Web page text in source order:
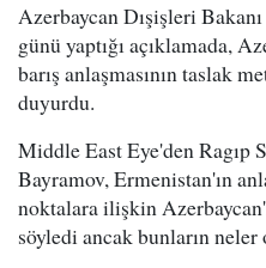
Azerbaycan Dışişleri
günü yaptığı açıklamada,
barış anlaşmasının taslak
duyurdu.
Middle East Eye'den Ragıp
Bayramov, Ermenistan'ın
noktalara ilişkin
söyledi ancak bunların